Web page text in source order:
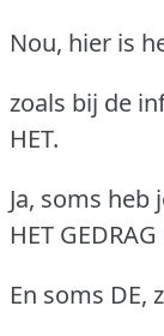
Nou, hier is
zoals bij de
HET.
Ja, soms heb
HET
En soms DE,